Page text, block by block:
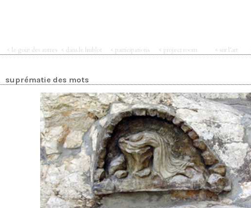
< le goût des autres < dans le hublot < participations < project room < sur l’art
suprématie des mots